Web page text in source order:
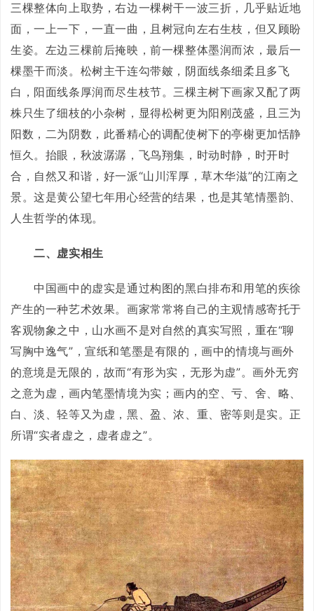
三棵整体向上取势，右边一棵树干一波三折，几乎贴近地
面，一上一下，一直一曲，且树冠向左右生枝，但又顾盼
生姿。左边三棵前后掩映，前一棵整体墨润而浓，最后一
棵墨干而淡。松树主干连勾带皴，阴面线条细柔且多飞
白，阳面线条厚润而尽生枝节。三棵主树下画家又配了两
株只生了细枝的小杂树，显得松树更为阳刚茂盛，且三为
阳数，二为阴数，此番精心的调配使树下的亭榭更加恬静
恒久。抬眼，秋波潺潺，飞鸟翔集，时动时静，时开时
合，自然又和谐，好一派“山川浑厚，草木华滋”的江南之
景。这是黄公望七年用心经营的结果，也是其笔情墨韵、
人生哲学的体现。
二、虚实相生
中国画中的虚实是通过构图的黑白排布和用笔的疾徐
产生的一种艺术效果。画家常常将自己的主观情感寄托于
客观物象之中，山水画不是对自然的真实写照，重在“聊
写胸中逸气”，宣纸和笔墨是有限的，画中的情境与画外
的意境是无限的，故而“有形为实，无形为虚”。画外无穷
之意为虚，画内笔墨情境为实；画内的空、亏、舍、略、
白、淡、轻等又为虚，黑、盈、浓、重、密等则是实。正
所谓“实者虚之，虚者虚之”。